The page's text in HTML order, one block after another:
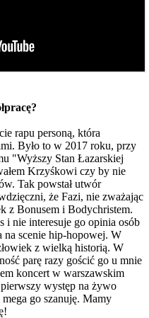
rapu personą, która
Było to w 2017 roku, przy
"Wyższy Stan Łazarskiej
Krzyśkowi czy by nie
Tak powstał utwór
że Fazi, nie zważając
z Bonusem i Bodychristem.
i nie interesuje go opinia osób
na scenie hip-hopowej. W
z wielką historią. W
parę razy gościć go u mnie
koncert w warszawskim
występ na żywo
go szanuję. Mamy